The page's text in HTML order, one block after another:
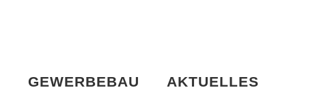
GEWERBEBAU AKTUELLES